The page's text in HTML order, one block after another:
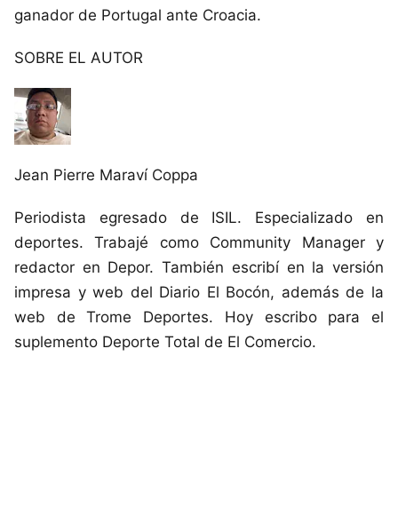
ganador de Portugal ante Croacia.
SOBRE EL AUTOR
Jean Pierre Maraví Coppa
Periodista egresado de ISIL. Especializado en
deportes. Trabajé como Community Manager y
redactor en Depor. También escribí en la versión
impresa y web del Diario El Bocón, además de la
web de Trome Deportes. Hoy escribo para el
suplemento Deporte Total de El Comercio.